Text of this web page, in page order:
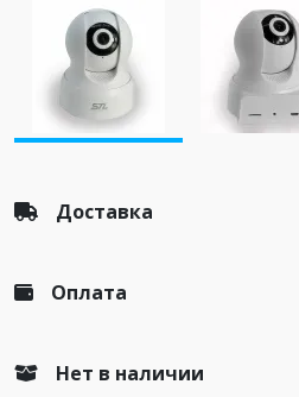
Доставка
Оплата
Нет в наличии